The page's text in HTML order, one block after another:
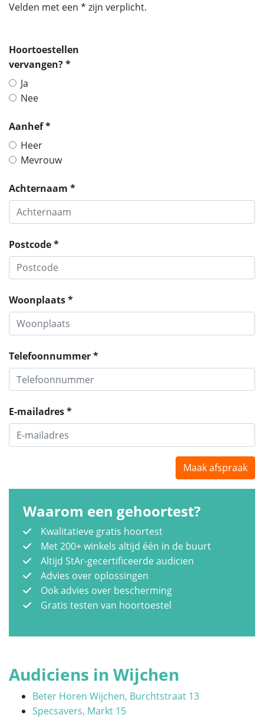
Velden met een * zijn verplicht.
Hoortoestellen
vervangen? *
Ja
Nee
Aanhef *
Heer
Mevrouw
Achternaam *
Postcode *
Woonplaats *
Telefoonnummer *
E-mailadres *
Maak afspraak
Waarom een gehoortest?
Kwalitatieve gratis hoortest
Met 200+ winkels altijd één in de buurt
Altijd StAr-gecertificeerde audicien
Advies over oplossingen
Ook advies over bescherming
Gratis testen van hoortoestel
Audiciens in Wijchen
Beter Horen Wijchen, Burchtstraat 13
Specsavers, Markt 15